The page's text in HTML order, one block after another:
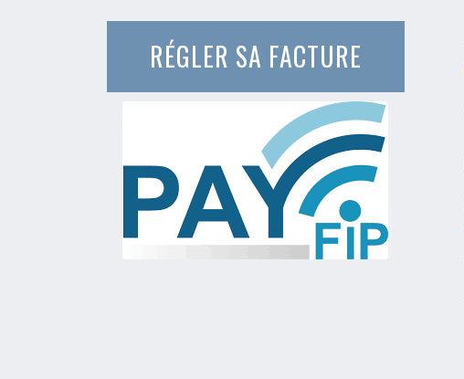
RÉGLER SA FACTURE